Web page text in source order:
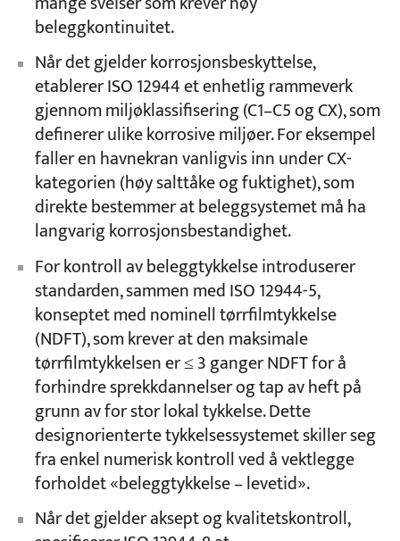
beleggkontinuitet.
Når det gjelder korrosjonsbeskyttelse,
etablerer ISO 12944 et enhetlig rammeverk
gjennom miljøklassifisering (C1–C5 og CX), som
definerer ulike korrosive miljøer. For eksempel
faller en havnekran vanligvis inn under CX-
kategorien (høy salttåke og fuktighet), som
direkte bestemmer at beleggsystemet må ha
langvarig korrosjonsbestandighet.
For kontroll av beleggtykkelse introduserer
standarden, sammen med ISO 12944-5,
konseptet med nominell tørrfilmtykkelse
(NDFT), som krever at den maksimale
tørrfilmtykkelsen er ≤ 3 ganger NDFT for å
forhindre sprekkdannelser og tap av heft på
grunn av for stor lokal tykkelse. Dette
designorienterte tykkelsessystemet skiller seg
fra enkel numerisk kontroll ved å vektlegge
forholdet «beleggtykkelse – levetid».
Når det gjelder aksept og kvalitetskontroll,